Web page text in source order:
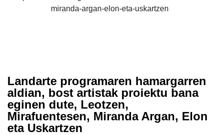
Landarte programaren hamargarren
aldian, bost artistak proiektu bana
eginen dute, Leotzen,
Mirafuentesen, Miranda Argan, Elon
eta Uskartzen